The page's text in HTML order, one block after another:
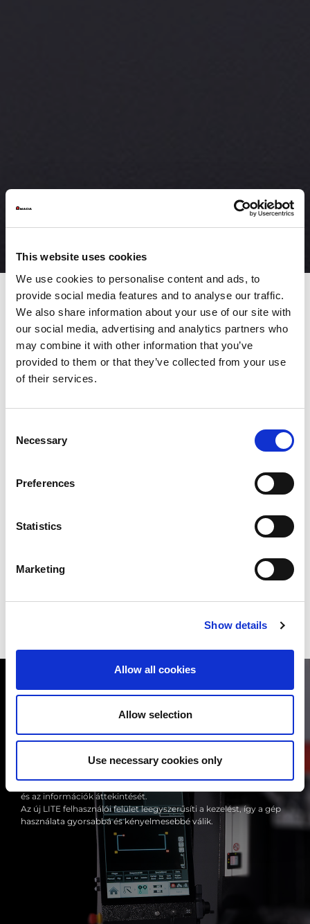
This website uses cookies
We use cookies to personalise content and ads, to
provide social media features and to analyse our traffic.
We also share information about your use of our site with
our social media, advertising and analytics partners who
may combine it with other information that you’ve
provided to them or that they’ve collected from your use
of their services.
Selection
Necessary
Preferences
Statistics
Marketing
Show details
Allow all cookies
Allow selection
Use necessary cookies only
Az egyszerű, közepes szériájú
alkatrészek gyártásának
optimalizálása.
Amada-munkafolyamatokba való zökkenőmentes integráció
jegyében fejlesztettek. Az előző modellhez, a HFE-M2-höz képest
A berendezés az erőteljes AMNC 3i vezérlőrendszerrel van
kategóriájában. Ez a fejlett kezelőfelület biztosítja az AMNC
vezérlésű hajlítógépekkel való teljes kompatibilitást, így a kezelők
könnyedén válthatnak a különböző gépek között – ezzel növelve
gyártócsarnokban.
megkönnyíti az adatok bevitelét
a kezelést, így a gép
válik.
AUTOMATIKUS
A választható VPSS 4ie
hajlítási programokat, hogy
miközben csökkenti az
kevésbé tapasztalt kezelők